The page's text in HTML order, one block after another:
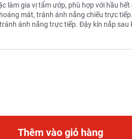
làm gia vị tẩm ướp, phù hợp với hầu
mát, tránh ánh nắng chiếu trực
ánh nắng trực tiếp. Đậy kín nắp sau
Thêm vào giỏ hàng